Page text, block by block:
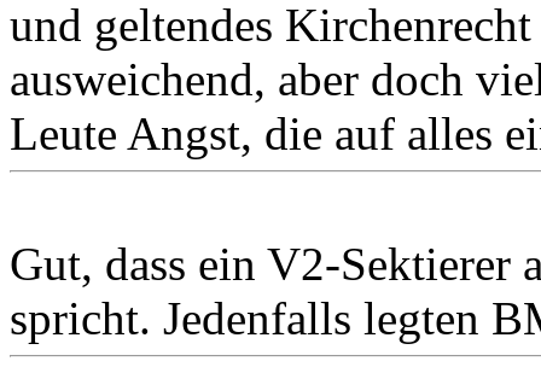
und geltendes
ausweichend, aber doch
Leute Angst, die auf alles
Gut, dass ein V2-Sektierer
spricht. Jedenfalls legten